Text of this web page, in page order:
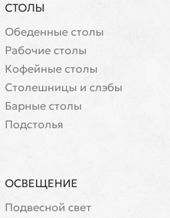
СТОЛЫ
Обеденные столы
Рабочие столы
Кофейные столы
Cтолешницы и слэбы
Барные столы
Подстолья
ОСВЕЩЕНИЕ
Подвесной свет